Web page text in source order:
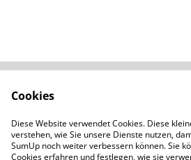
Kontaktieren Sie uns
Datenschutzbestimm
ungen von SumUp
Cookies
Diese Website verwendet Cookies. Diese
verstehen, wie Sie unsere Dienste nutzen,
SumUp noch weiter verbessern können. Sie
Cookies erfahren und festlegen, wie sie